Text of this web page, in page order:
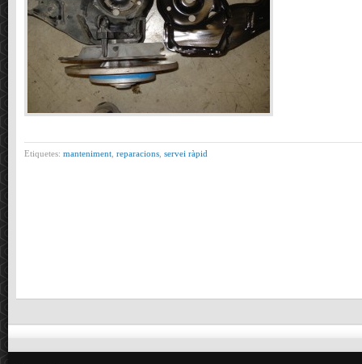
Etiquetes: manteniment reparacions servei ràpid